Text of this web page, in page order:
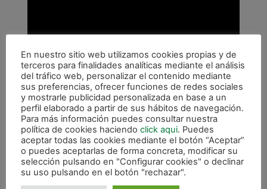
En nuestro sitio web utilizamos cookies propias y de
terceros para finalidades analíticas mediante el análisis
del tráfico web, personalizar el contenido mediante
sus preferencias, ofrecer funciones de redes sociales
y mostrarle publicidad personalizada en base a un
perfil elaborado a partir de sus hábitos de navegación.
Para más información puedes consultar nuestra
política de cookies haciendo click aqui. Puedes
aceptar todas las cookies mediante el botón “Aceptar”
o puedes aceptarlas de forma concreta, modificar su
selección pulsando en "Configurar cookies" o declinar
su uso pulsando en el botón "rechazar".